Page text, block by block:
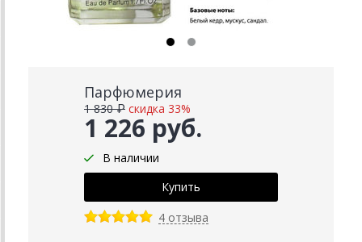
Парфюмерия
1 226 руб.
1 830 ₽ скидка 33%
В наличии
4 отзыва